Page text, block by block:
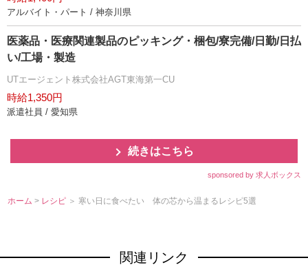
アルバイト・パート / 神奈川県
医薬品・医療関連製品のピッキング・梱包/寮完備/日勤/日払
い/工場・製造
UTエージェント株式会社AGT東海第一CU
時給1,350円
派遣社員 / 愛知県
続きはこちら
sponsored by 求人ボックス
ホーム > レシピ ＞ 寒い日に食べたい 体の芯から温まるレシピ5選
関連リンク